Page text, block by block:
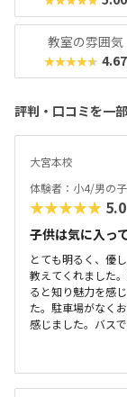
教室の雰囲気
★★★★★ 4.67
評判・口コミを一
大宮本校
体験者：小4/男の子
★★★★★ 5.0
子供は気に入っ
とても明るく、優
教えてくれました
ると知り魅力を感
た。駐車場がなく
感じました。バス
べりな子がいると
好きなキャラクタ
室に入れました。
グ教室としては妥